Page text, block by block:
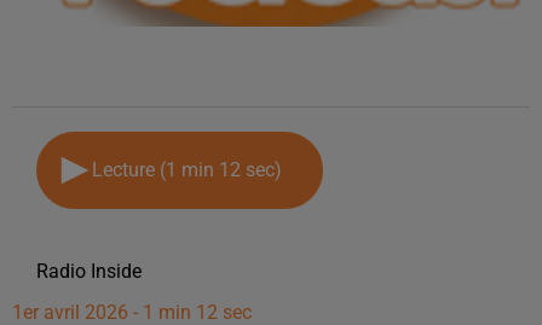
Lecture (1 min 12 sec)
Radio Inside
1er avril 2026 - 1 min 12 sec